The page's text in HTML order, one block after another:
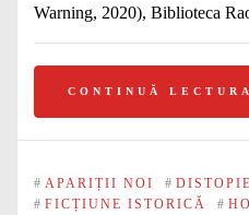
Warning, 2020), Biblioteca
CONTINUĂ LECTURA
# APARIȚII NOI # DISTOPIE
# FICȚIUNE ISTORICĂ #